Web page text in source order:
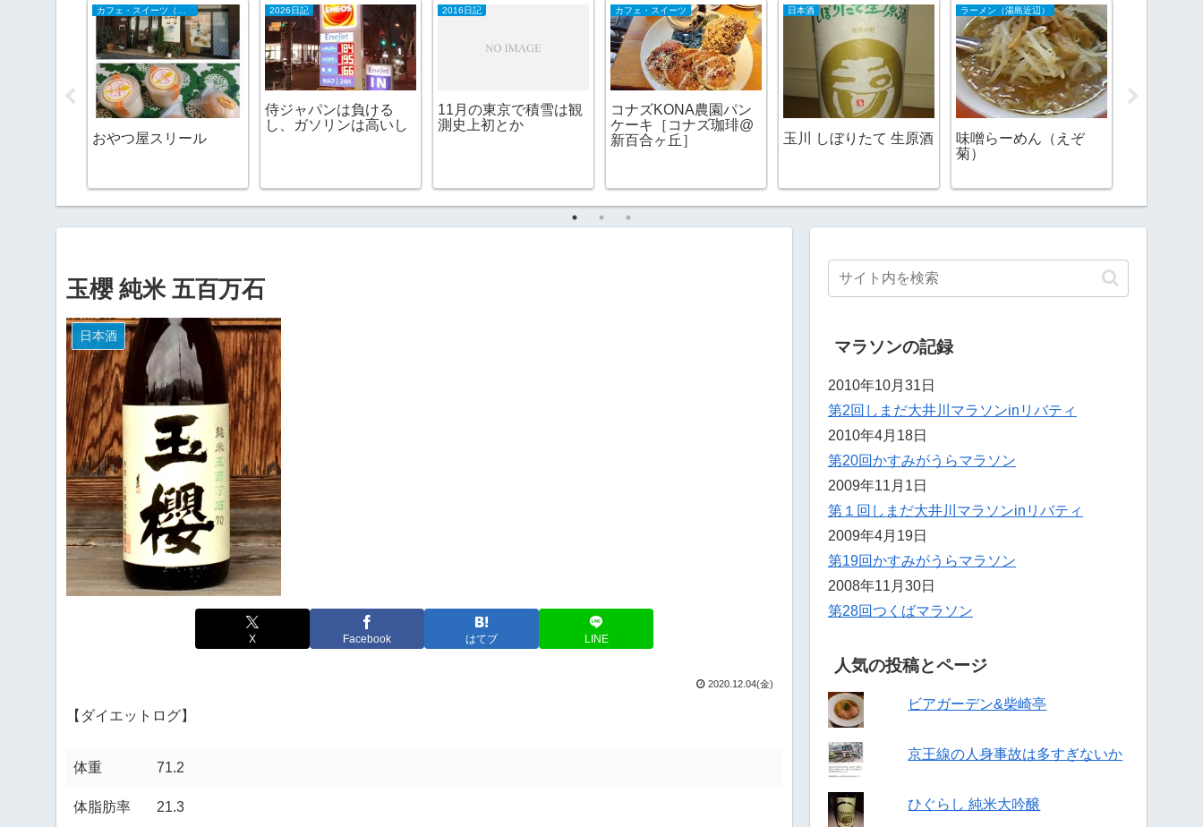
カフェ・スイーツ（山陰）
おやつ屋スリール
2026日記
侍ジャパンは負ける
し、ガソリンは高いし
2016日記
11月の東京で積雪は観
測史上初とか
カフェ・スイーツ
コナズKONA農園パン
ケーキ［コナズ珈琲@
新百合ヶ丘］
日本酒
玉川 しぼりたて 生原酒
ラーメン（湯島近辺）
味噌らーめん（えぞ
菊）
玉櫻 純米 五百万石
日本酒
X Facebook はてブ LINE
2020.12.04(金)
【ダイエットログ】
体重 71.2
体脂肪率 21.3
マラソンの記録
2010年10月31日
第2回しまだ大井川マラソンinリバティ
2010年4月18日
第20回かすみがうらマラソン
2009年11月1日
第１回しまだ大井川マラソンinリバティ
2009年4月19日
第19回かすみがうらマラソン
2008年11月30日
第28回つくばマラソン
人気の投稿とページ
ビアガーデン&柴崎亭
京王線の人身事故は多すぎないか
ひぐらし 純米大吟醸